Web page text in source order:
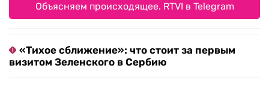
Объясняем происходящее. RTVI в Telegram
«Тихое сближение»: что стоит за первым
визитом Зеленского в Сербию